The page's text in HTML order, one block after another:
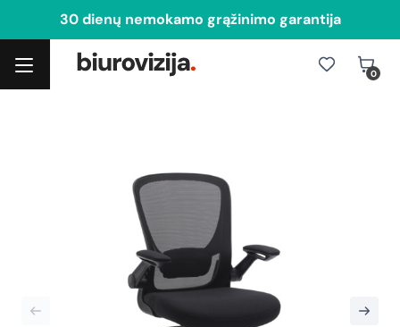
30 dienų nemokamo grąžinimo garantija
0